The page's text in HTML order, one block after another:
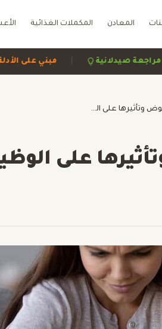
المعادن المكملات الغذائية
مبني | مراجعة صيدلانية |
صحة قاع الحوض وتأثيرها على الوظيفة الجنسية
على